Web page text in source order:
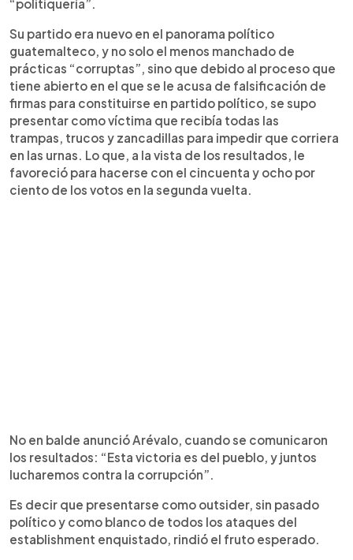
“politiquería”.
Su partido era nuevo en el panorama político
guatemalteco, y no solo el menos manchado de
prácticas “corruptas”, sino que debido al proceso que
tiene abierto en el que se le acusa de falsificación de
firmas para constituirse en partido político, se supo
presentar como víctima que recibía todas las
trampas, trucos y zancadillas para impedir que corriera
en las urnas. Lo que, a la vista de los resultados, le
favoreció para hacerse con el cincuenta y ocho por
ciento de los votos en la segunda vuelta.
No en balde anunció Arévalo, cuando se comunicaron
los resultados: “Esta victoria es del pueblo, y juntos
lucharemos contra la corrupción”.
Es decir que presentarse como outsider, sin pasado
político y como blanco de todos los ataques del
establishment enquistado, rindió el fruto esperado.